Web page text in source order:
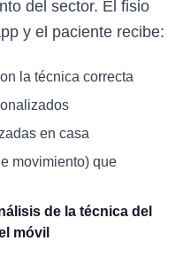
del sector. El fisio
y el paciente recibe:
la técnica correcta
en casa
movimiento) que
de la técnica del
móvil